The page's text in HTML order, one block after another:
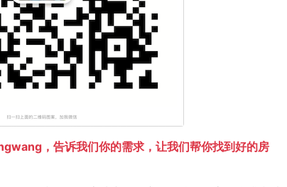
，告诉我们你的需求，让我们帮你找到好的房